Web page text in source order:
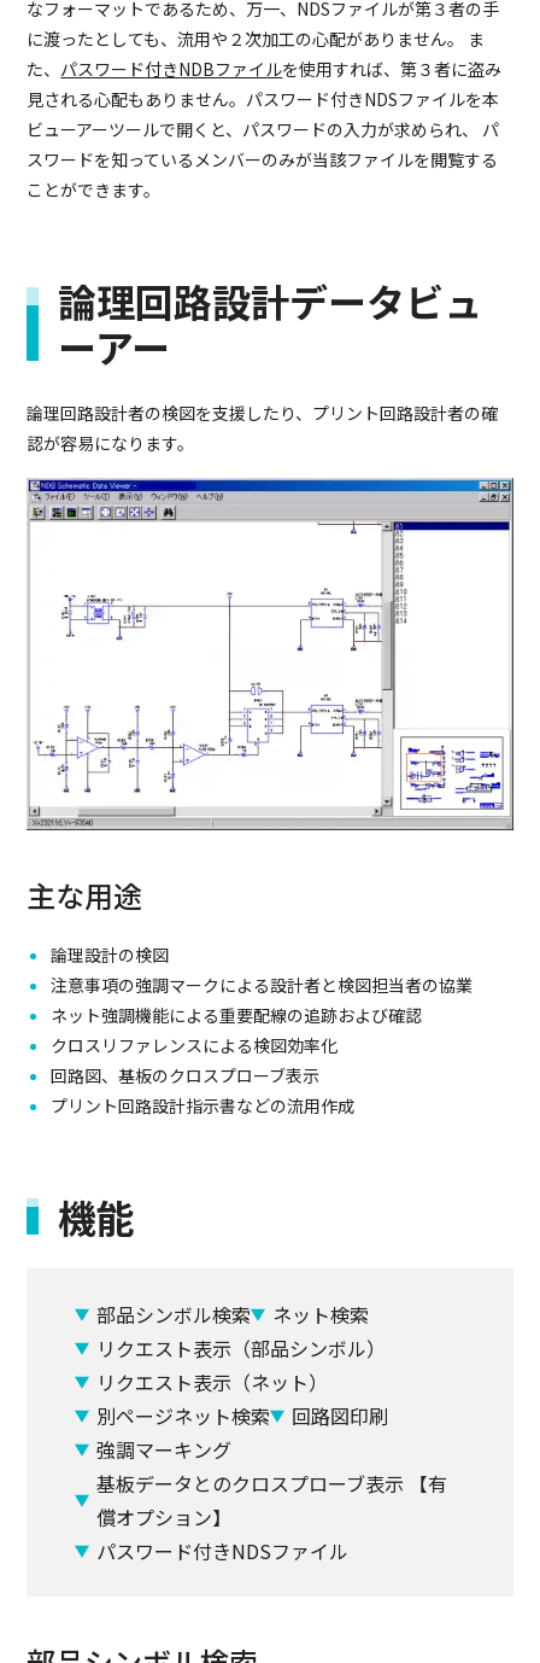
なフォーマットであるため、万一、NDSファイルが第３者の手
に渡ったとしても、流用や２次加工の心配がありません。 ま
た、 パスワード付きNDBファイルを使用すれば、第３者に盗み
見される心配もありません。パスワード付きNDSファイルを本
ビューアーツールで開くと、パスワードの入力が求められ、 パ
スワードを知っているメンバーのみが当該ファイルを閲覧する
ことができます。
論理回路設計データビュ
ーアー
論理回路設計者の検図を支援したり、プリント回路設計者の確
認が容易になります。
主な用途
論理設計の検図
注意事項の強調マークによる設計者と検図担当者の協業
ネット強調機能による重要配線の追跡および確認
クロスリファレンスによる検図効率化
回路図、基板のクロスプローブ表示
プリント回路設計指示書などの流用作成
機能
部品シンボル検索
ネット検索
リクエスト表示（部品シンボル）
リクエスト表示（ネット）
別ページネット検索
回路図印刷
強調マーキング
基板データとのクロスプローブ表示 【有
償オプション】
パスワード付きNDSファイル